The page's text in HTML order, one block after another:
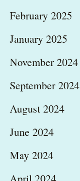
February 2025
January 2025
November 2024
September 2024
August 2024
June 2024
May 2024